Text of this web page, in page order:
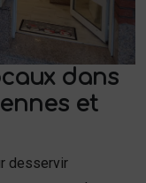
dans
et
desservir